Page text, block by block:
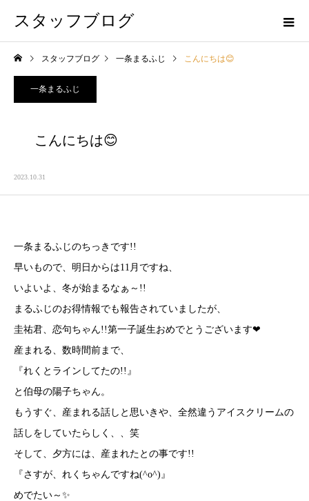
スタッフブログ
スタッフブログ 一条まるふじ こんにちは😊
一条まるふじ
こんにちは😊
2023.10.31
一条まるふじのちっきです!!
早いもので、明日からは11月ですね、
いよいよ、冬が始まるなぁ～!!
まるふじのお得情報でも報告されていましたが、
圭祐君、恋句ちゃん!!第一子誕生おめでとうございます❤
産まれる、数時間前まで、
『れくとラインしてたの!!』
と伯母の陽子ちゃん。
もうすぐ、産まれる話しと思いきや、全然違うアイスクリームの
話しをしていたらしく、、笑
そして、夕方には、産まれたとの事です!!
『さすが、れくちゃんですね(^o^)』
めでたい～✨